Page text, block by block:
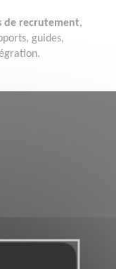
de recrutement,
guides,